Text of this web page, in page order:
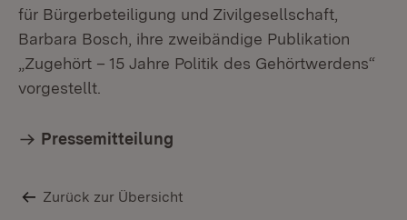
für Bürgerbeteiligung und Zivilgesellschaft,
Barbara Bosch, ihre zweibändige Publikation
„Zugehört – 15 Jahre Politik des Gehörtwerdens“
vorgestellt.
Pressemitteilung
Zurück zur Übersicht